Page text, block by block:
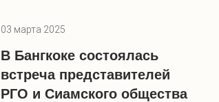
03 марта 2025
В Бангкоке состоялась
встреча представителей
РГО и Сиамского общества